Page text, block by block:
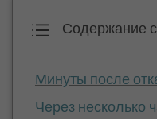
Содержание
Минуты после
Через несколько